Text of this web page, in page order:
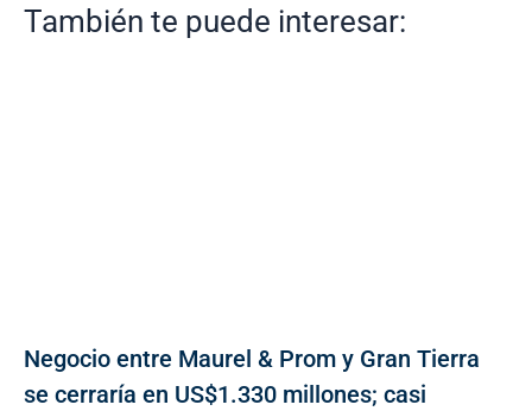
También te puede interesar:
Negocio entre Maurel & Prom y Gran Tierra
se cerraría en US$1.330 millones; casi